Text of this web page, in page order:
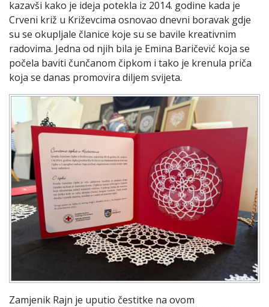
kazavši kako je ideja potekla iz 2014. godine kada je
Crveni križ u Križevcima osnovao dnevni boravak gdje
su se okupljale članice koje su se bavile kreativnim
radovima. Jedna od njih bila je Emina Baričević koja se
počela baviti čunčanom čipkom i tako je krenula priča
koja se danas promovira diljem svijeta.
Zamjenik Rajn je uputio čestitke na ovom